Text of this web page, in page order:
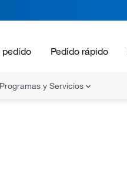
pedido Pedido rápido
Programas y Servicios